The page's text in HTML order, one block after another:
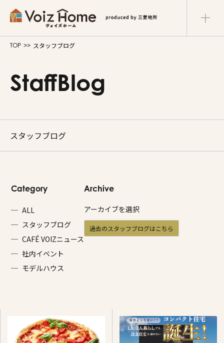
コーポレートサイト
Voiz Homeの家づくり
販売物件
展示場・モデルハウス
施工事例
家づくりコラム
TOP スタッフブログ
StaffBlog
スタッフブログ
Category
ALL
スタッフブログ
CAFÉ VOIZニュース
社内イベント
モデルハウス
Archive
過去のスタッフブログはこちら